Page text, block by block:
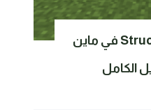
ما هو Structure Void في ماين
الكامل